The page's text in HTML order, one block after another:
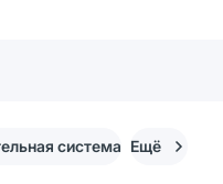
система Ещё